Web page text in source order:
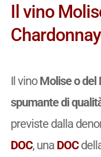
Il vino
Il vinoMolise o del
spumante di
previste dalla
DOC, una DOC